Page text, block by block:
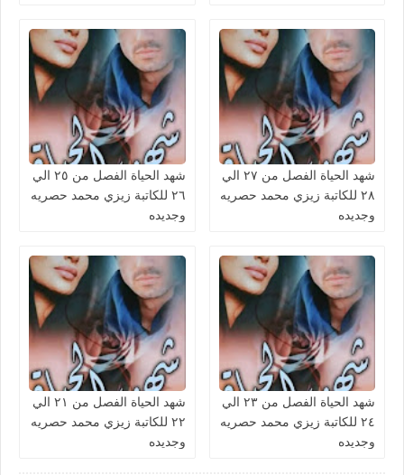
شهد الحياة الفصل من ٢٧ الي
٢٨ للكاتبة زيزي محمد حصريه
وجديده
شهد الحياة الفصل من ٢٥ الي
٢٦ للكاتبة زيزي محمد حصريه
وجديده
شهد الحياة الفصل من ٢٣ الي
٢٤ للكاتبة زيزي محمد حصريه
وجديده
شهد الحياة الفصل من ٢١ الي
٢٢ للكاتبة زيزي محمد حصريه
وجديده